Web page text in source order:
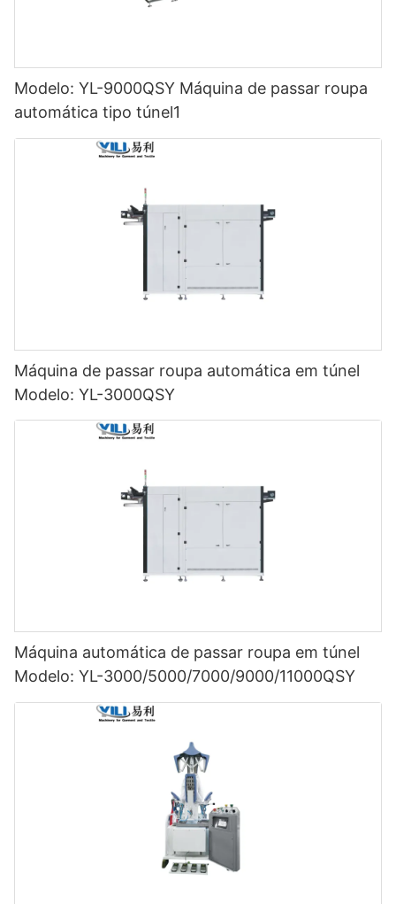
Modelo: YL-9000QSY Máquina de passar roupa
automática tipo túnel1
Máquina de passar roupa automática em túnel
Modelo: YL-3000QSY
Máquina automática de passar roupa em túnel
Modelo: YL-3000/5000/7000/9000/11000QSY